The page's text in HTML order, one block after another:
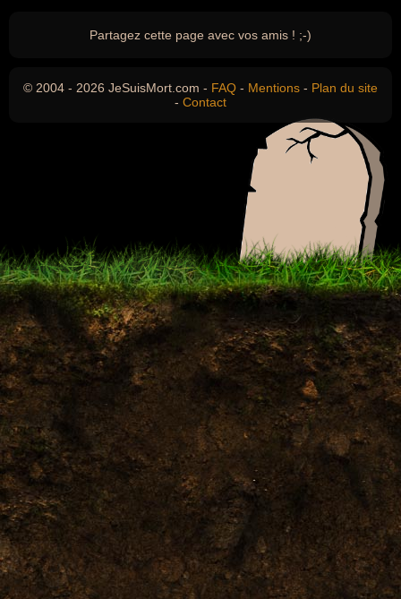
Partagez cette page avec vos amis ! ;-)
© 2004 - 2026 JeSuisMort.com - FAQ - Mentions - Plan du site
- Contact